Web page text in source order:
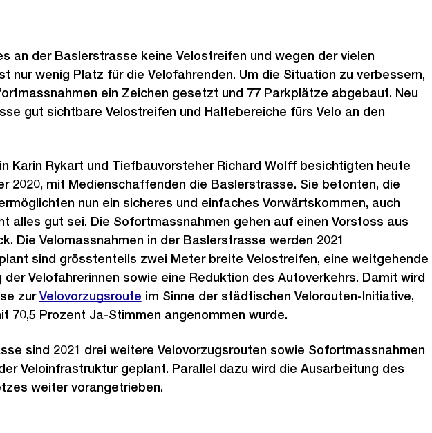
an der Baslerstrasse keine Velostreifen und wegen der vielen
nur wenig Platz für die Velofahrenden. Um die Situation zu verbessern,
ein Zeichen gesetzt und 77 Parkplätze abgebaut. Neu
gut sichtbare Velostreifen und Haltebereiche fürs Velo an den
Karin Rykart und Tiefbauvorsteher Richard Wolff besichtigten heute
2020, mit Medienschaffenden die Baslerstrasse. Sie betonten, die
nun ein sicheres und einfaches Vorwärtskommen, auch
alles gut sei. Die Sofortmassnahmen gehen auf einen Vorstoss aus
Die Velomassnahmen in der Baslerstrasse werden 2021
sind grösstenteils zwei Meter breite Velostreifen, eine weitgehende
Velofahrerinnen sowie eine Reduktion des Autoverkehrs. Damit wird
zurVelovorzugsroute im Sinne der städtischen Velorouten-Initiative,
70,5 Prozent Ja-Stimmen angenommen wurde.
sind 2021 drei weitere Velovorzugsrouten sowie Sofortmassnahmen
Veloinfrastruktur geplant. Parallel dazu wird die Ausarbeitung des
weiter vorangetrieben.